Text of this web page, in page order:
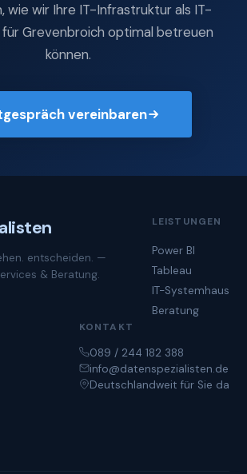
wie wir Ihre IT-Infrastruktur als IT-
Grevenbroich optimal betreuen
können.
vereinbaren
entscheiden. —
& Beratung.
LEISTUNGEN
Power BI
Tableau
IT-Systemhaus
Beratung
KONTAKT
089 / 244 182 388
info@datenspezialisten.de
Deutschlandweit für Sie da